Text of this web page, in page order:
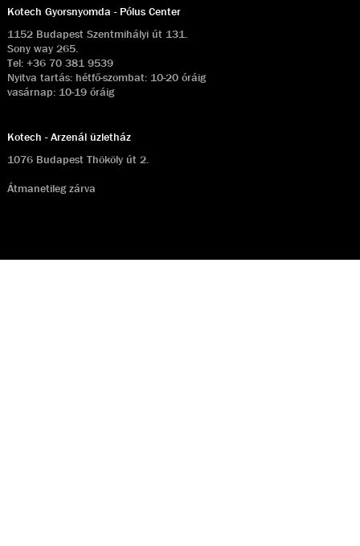
Kotech Gyorsnyomda - Pólus Center
1152 Budapest Szentmihályi út 131.
Sony way 265.
Tel: +36 70 381 9539
Nyitva tartás: hétfő-szombat: 10-20 óráig
vasárnap: 10-19 óráig
Kotech - Arzenál üzletház
1076 Budapest Thököly út 2.
Átmanetileg zárva